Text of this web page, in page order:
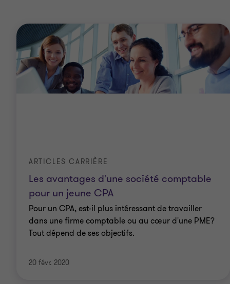
Les avantages d'une société comptable
pour un jeune CPA
ARTICLES CARRIÈRE
Pour un CPA, est-il plus intéressant de travailler
dans une firme comptable ou au cœur d'une PME?
Tout dépend de ses objectifs.
20 févr. 2020